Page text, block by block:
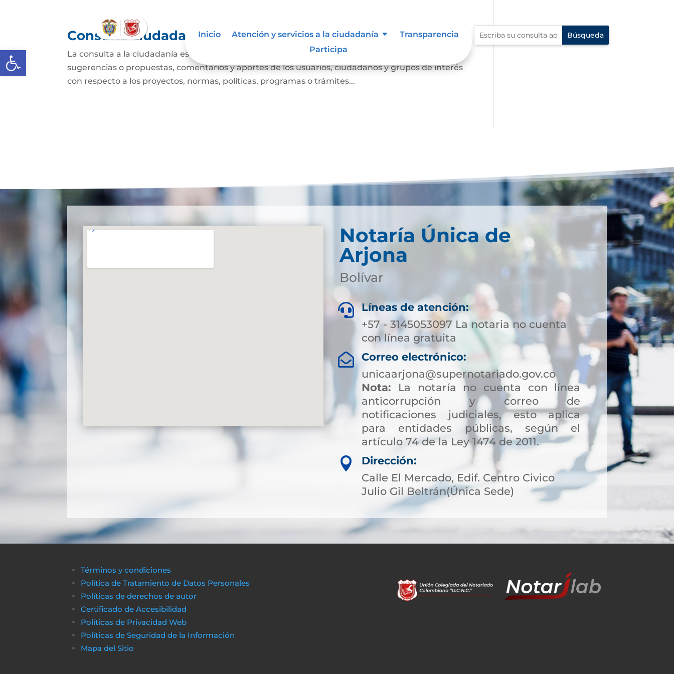
Abrir barra de herramientas
Inicio Atención y servicios a la ciudadanía
Transparencia
Participa
Consulta ciudadana
La consulta a la ciudadanía es un mecanismo de participación que busca conocer las opiniones,
sugerencias o propuestas, comentarios y aportes de los usuarios, ciudadanos y grupos de interés
con respecto a los proyectos, normas, políticas, programas o trámites...
Notaría Única de
Arjona
Bolívar
 Líneas de atención:
+57 - 3145053097 La notaria no cuenta
con línea gratuita

Correo electrónico:
unicaarjona@supernotariado.gov.co
Nota: La notaría no cuenta con línea
anticorrupción y correo de
notificaciones judiciales, esto aplica
para entidades públicas, según el
artículo 74 de la Ley 1474 de 2011.

Dirección:
Calle El Mercado, Edif. Centro Civico
Julio Gil Beltrán(Única Sede)
Términos y condiciones
Política de Tratamiento de Datos Personales
Políticas de derechos de autor
Certificado de Accesibilidad
Políticas de Privacidad Web
Políticas de Seguridad de la Información
Mapa del Sitio